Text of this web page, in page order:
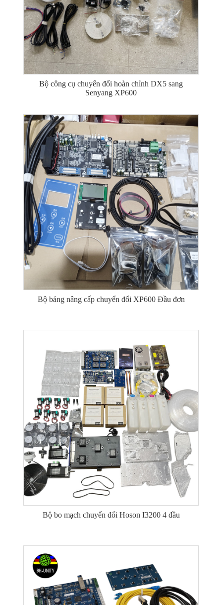
Bộ công cụ chuyển đổi hoàn chỉnh DX5 sang
Senyang XP600
Bộ bảng nâng cấp chuyển đổi XP600 Đầu đơn
Bộ bo mạch chuyển đổi Hoson I3200 4 đầu